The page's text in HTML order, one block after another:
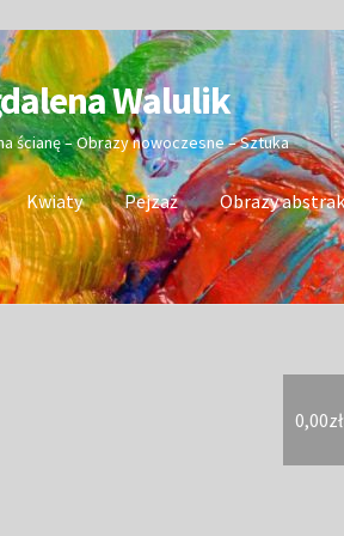
Walulik
ścianę – Obrazy nowoczesne – Sztuka
Kwiaty Pejzaż Obrazy
0,00zł